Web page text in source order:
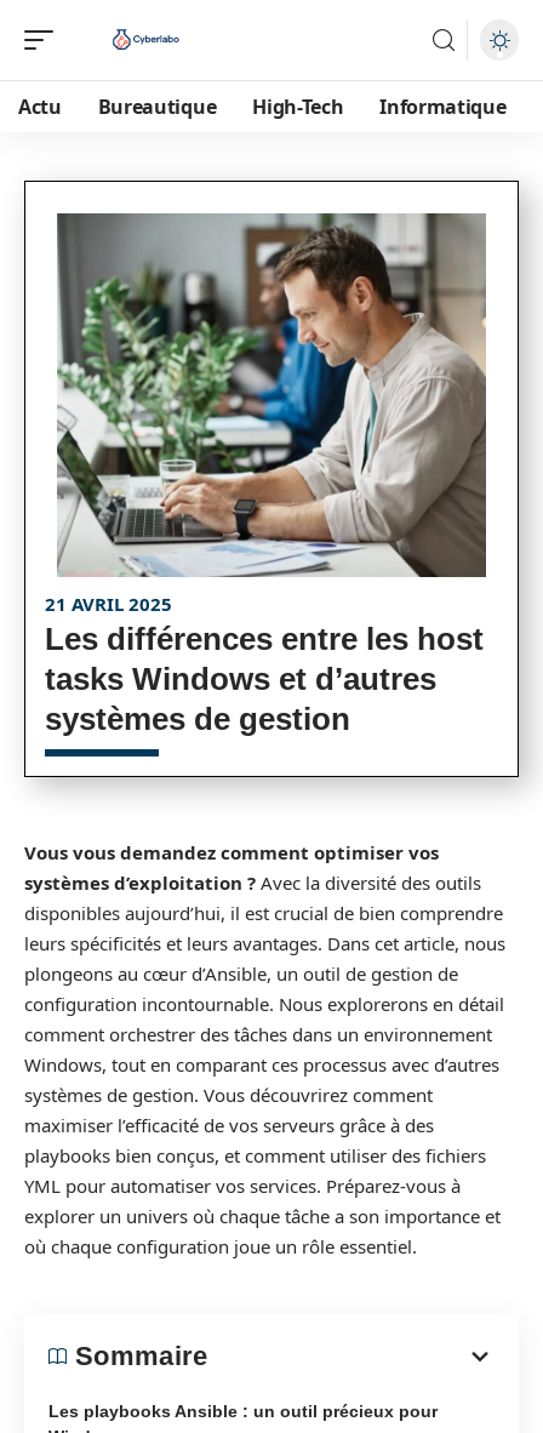
Actu Bureautique High-Tech Informatique
21 AVRIL 2025
Les différences entre les host
tasks Windows et d’autres
systèmes de gestion
Vous vous demandez comment optimiser vos
systèmes d’exploitation ? Avec la diversité des outils
disponibles aujourd’hui, il est crucial de bien comprendre
leurs spécificités et leurs avantages. Dans cet article, nous
plongeons au cœur d’Ansible, un outil de gestion de
configuration incontournable. Nous explorerons en détail
comment orchestrer des tâches dans un environnement
Windows, tout en comparant ces processus avec d’autres
systèmes de gestion. Vous découvrirez comment
maximiser l’efficacité de vos serveurs grâce à des
playbooks bien conçus, et comment utiliser des fichiers
YML pour automatiser vos services. Préparez-vous à
explorer un univers où chaque tâche a son importance et
où chaque configuration joue un rôle essentiel.
Sommaire
Les playbooks Ansible : un outil précieux pour